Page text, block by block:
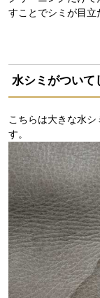
すことでシミが目立
水シミがついて
こちらは大きな水
す。